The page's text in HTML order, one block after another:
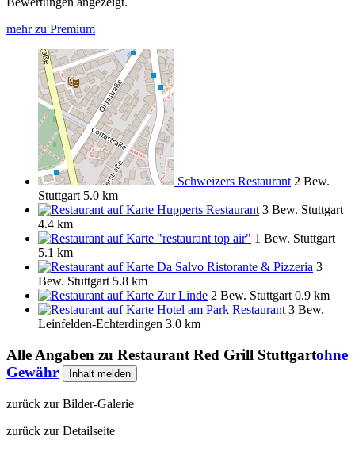
mehr zu Premium
Schweizers Restaurant 2 Bew.
Stuttgart 5.0 km
Hupperts Restaurant 3 Bew. Stuttgart
4.4 km
"restaurant top air" 1 Bew. Stuttgart
5.1 km
Da Salvo Ristorante & Pizzeria 3
Bew. Stuttgart 5.8 km
Zur Linde 2 Bew. Stuttgart 0.9 km
Hotel am Park Restaurant3 Bew.
Leinfelden-Echterdingen 3.0 km
Alle Angaben zu Restaurant Red Grill Stuttgartohne
Gewähr
Inhalt melden
zurück zur Bilder-Galerie
zurück zur Detailseite